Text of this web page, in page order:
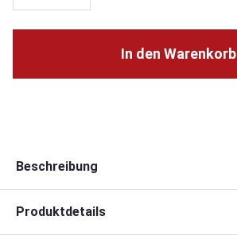
In den Warenkorb
Beschreibung
Produktdetails